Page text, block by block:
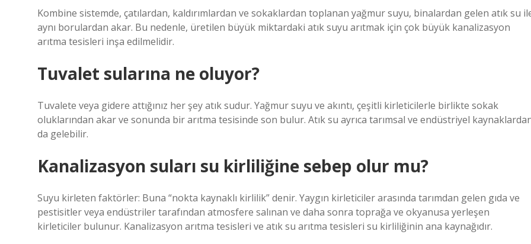
Kombine sistemde, çatılardan, kaldırımlardan ve sokaklardan toplanan yağmur suyu, binalardan gelen atık su
aynı borulardan akar. Bu nedenle, üretilen büyük miktardaki atık suyu arıtmak için çok büyük kanalizasyon
arıtma tesisleri inşa edilmelidir.
Tuvalet sularına ne oluyor?
Tuvalete veya gidere attığınız her şey atık sudur. Yağmur suyu ve akıntı, çeşitli kirleticilerle birlikte sokak
oluklarından akar ve sonunda bir arıtma tesisinde son bulur. Atık su ayrıca tarımsal ve endüstriyel
da gelebilir.
Kanalizasyon suları su kirliliğine sebep olur mu?
Suyu kirleten faktörler: Buna “nokta kaynaklı kirlilik” denir. Yaygın kirleticiler arasında tarımdan gelen gıda ve
pestisitler veya endüstriler tarafından atmosfere salınan ve daha sonra toprağa ve okyanusa yerleşen
kirleticiler bulunur. Kanalizasyon arıtma tesisleri ve atık su arıtma tesisleri su kirliliğinin ana kaynağıdır.